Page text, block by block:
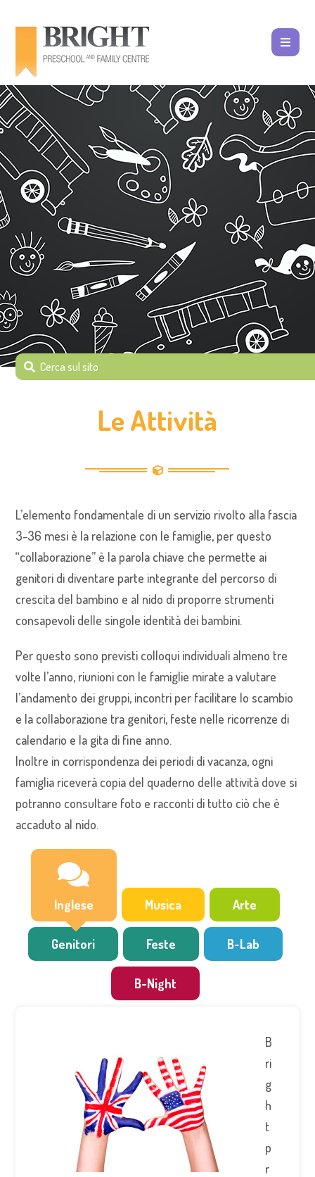
Le Attività
L’elemento fondamentale di un servizio rivolto alla fascia
3-36 mesi è la relazione con le famiglie, per questo
“collaborazione” è la parola chiave che permette ai
genitori di diventare parte integrante del percorso di
crescita del bambino e al nido di proporre strumenti
consapevoli delle singole identità dei bambini.
Per questo sono previsti colloqui individuali almeno tre
volte l’anno, riunioni con le famiglie mirate a valutare
l’andamento dei gruppi, incontri per facilitare lo scambio
e la collaborazione tra genitori, feste nelle ricorrenze di
calendario e la gita di fine anno.
Inoltre in corrispondenza dei periodi di vacanza, ogni
famiglia riceverà copia del quaderno delle attività dove si
potranno consultare foto e racconti di tutto ciò che è
accaduto al nido.
Inglese Musica Arte
Genitori Feste B-Lab
B-Night
B
ri
g
h
t
p
r